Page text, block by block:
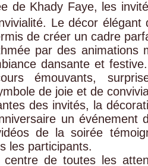
de Khady Faye, les
Le décor élégant
de créer un cadre
par des animations
dansante et
émouvants,
de joie et de
des invités, la
un événement
de la soirée
les participants.
centre de toutes les